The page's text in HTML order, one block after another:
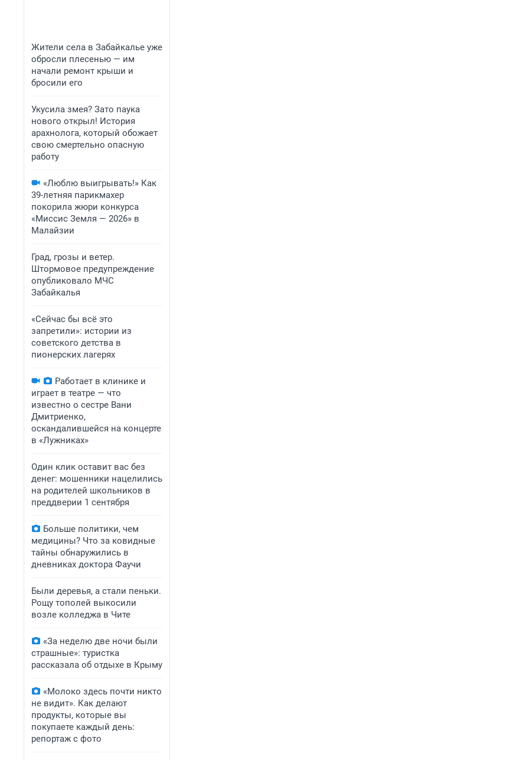
Жители села в Забайкалье уже
обросли плесенью — им
начали ремонт крыши и
бросили его
Укусила змея? Зато паука
нового открыл! История
арахнолога, который обожает
свою смертельно опасную
работу
«Люблю выигрывать!» Как
39-летняя парикмахер
покорила жюри конкурса
«Миссис Земля — 2026» в
Малайзии
Град, грозы и ветер.
Штормовое предупреждение
опубликовало МЧС
Забайкалья
«Сейчас бы всё это
запретили»: истории из
советского детства в
пионерских лагерях
Работает в клинике и
играет в театре — что
известно о сестре Вани
Дмитриенко,
оскандалившейся на концерте
в «Лужниках»
Один клик оставит вас без
денег: мошенники нацелились
на родителей школьников в
преддверии 1 сентября
Больше политики, чем
медицины? Что за ковидные
тайны обнаружились в
дневниках доктора Фаучи
Были деревья, а стали пеньки.
Рощу тополей выкосили
возле колледжа в Чите
«За неделю две ночи были
страшные»: туристка
рассказала об отдыхе в Крыму
«Молоко здесь почти никто
не видит». Как делают
продукты, которые вы
покупаете каждый день:
репортаж с фото